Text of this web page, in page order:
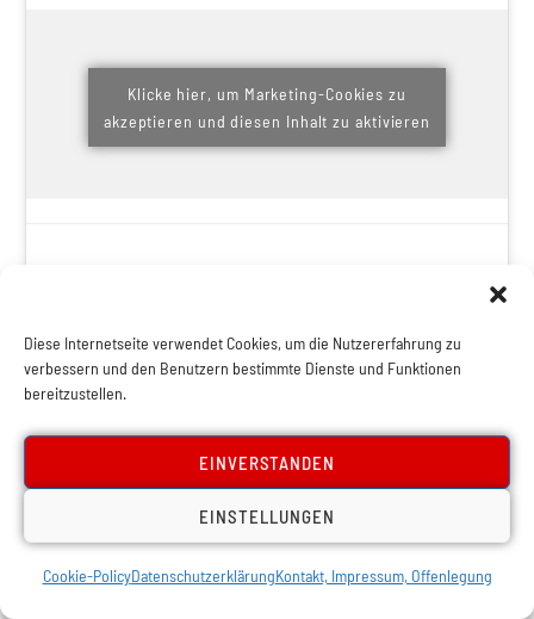
Diese Internetseite verwendet Cookies, um die Nutzererfahrung zu
verbessern und den Benutzern bestimmte Dienste und Funktionen
bereitzustellen.
EINVERSTANDEN
EINSTELLUNGEN
Cookie-PolicyDatenschutzerklärungKontakt, Impressum, Offenlegung
Klicke hier, um Marketing-Cookies zu
akzeptieren und diesen Inhalt zu aktivieren
Spaltung der Arbeiterklasse durch Rassismus und
unsoziale Maßnahmen fortführt.
staatliche Durchsetzung der „österreichischen
Tradition“ wird zur Staatsideologie erhoben.
Die Krux dabei ist, dass dies für den Moment
durchgeht, weil die Arbeiterbewegung und Linke keine